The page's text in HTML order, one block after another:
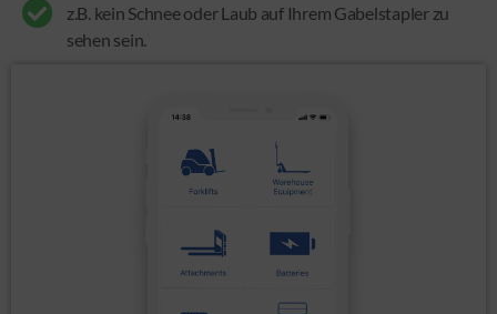
z.B. kein Schnee oder Laub auf Ihrem Gabelstapler zu
sehen sein.